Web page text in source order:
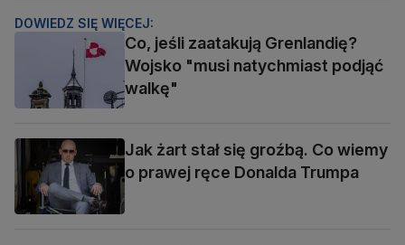
DOWIEDZ SIĘ WIĘCEJ:
Co, jeśli zaatakują Grenlandię?
Wojsko "musi natychmiast podjąć
walkę"
Jak żart stał się groźbą. Co wiemy
o prawej ręce Donalda Trumpa